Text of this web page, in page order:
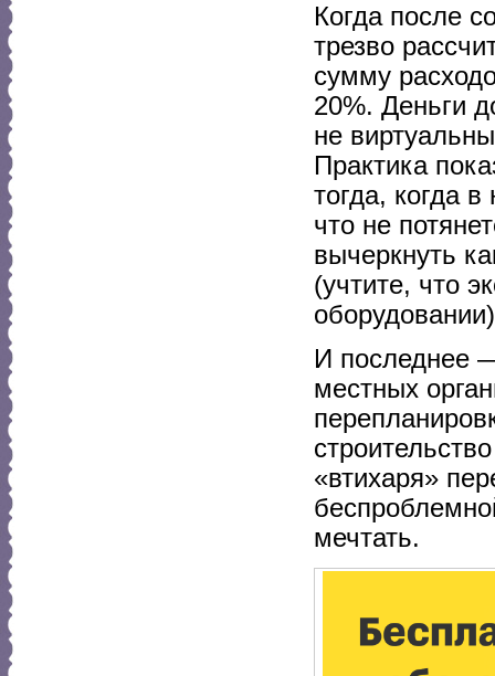
Когда после
трезво
сумму
20%. Деньги
не
Практика
тогда, когда
что не
вычеркнуть
(учтите, что
И последнее
местных
«втихаря»
мечтать.